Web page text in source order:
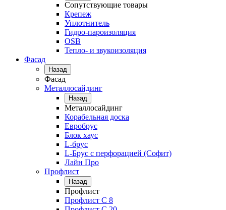
Сопутствующие товары
Крепеж
Уплотнитель
Гидро-пароизоляция
OSB
Тепло- и звукоизоляция
Фасад
Назад
Фасад
Металлосайдинг
Назад
Металлосайдинг
Корабельная доска
Евробрус
Блок хаус
L-брус
L-Брус с перфорацией (Софит)
Лайн Про
Профлист
Назад
Профлист
Профлист С 8